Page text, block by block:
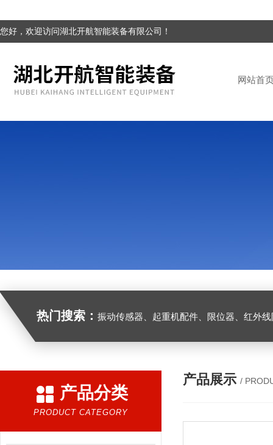
您好，欢迎访问湖北开航智能装备有限公司！
网站首
热门搜索： 振动传感器、起重机配件、限位器、红外线防撞器
产品分类
PRODUCT CATEGORY
产品展示 /